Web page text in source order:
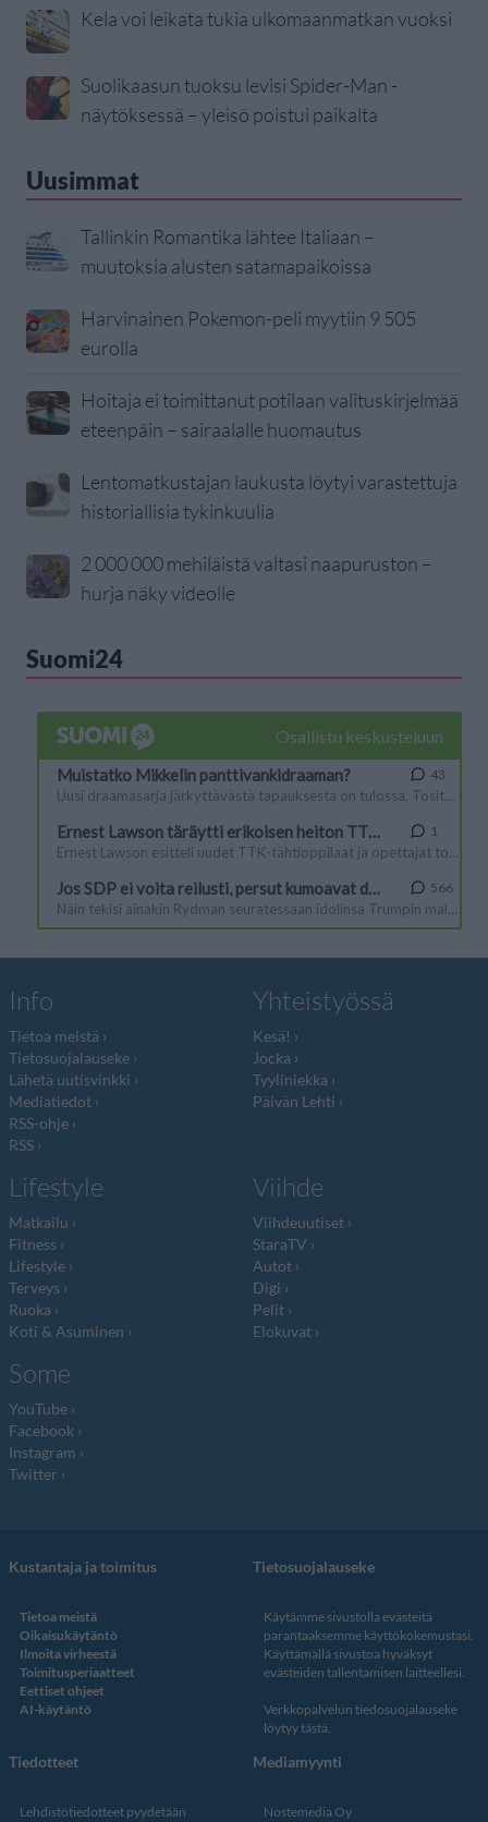
Kela voi leikata tukia ulkomaanmatkan vuoksi
Suolikaasun tuoksu levisi Spider-Man -
näytöksessä – yleisö poistui paikalta
Uusimmat
Tallinkin Romantika lähtee Italiaan –
muutoksia alusten satamapaikoissa
Harvinainen Pokemon-peli myytiin 9 505
eurolla
Hoitaja ei toimittanut potilaan valituskirjelmää
eteenpäin – sairaalalle huomautus
Lentomatkustajan laukusta löytyi varastettuja
historiallisia tykinkuulia
2 000 000 mehiläistä valtasi naapuruston –
hurja näky videolle
Suomi24
Info
Tietoa meistä
Tietosuojalauseke
Lähetä uutisvinkki
Mediatiedot
RSS-ohje
RSS
Yhteistyössä
Kesä!
Jocka
Tyyliniekka
Päivän Lehti
Lifestyle
Matkailu
Fitness
Lifestyle
Terveys
Ruoka
Koti & Asuminen
Viihde
Viihdeuutiset
StaraTV
Autot
Digi
Pelit
Elokuvat
Some
YouTube
Facebook
Instagram
Twitter
Kustantaja ja toimitus
Tietoa meistä
Oikaisukäytäntö
Ilmoita virheestä
Toimitusperiaatteet
Eettiset ohjeet
AI-käytäntö
Tietosuojalauseke
Käytämme sivustolla evästeitä
parantaaksemme käyttökokemustasi.
Käyttämällä sivustoa hyväksyt
evästeiden tallentamisen laitteellesi.
Verkkopalvelun tiedosuojalauseke
löytyy tästä.
Tiedotteet
Lehdistötiedotteet pyydetään
Mediamyynti
Nostemedia Oy